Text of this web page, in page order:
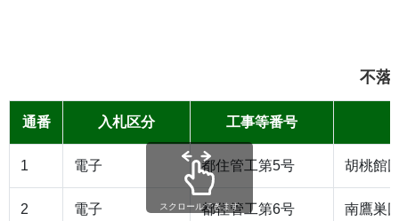
不落
通番 入札区分 工事等番号
1 電子 都住管工第5号 胡桃館
2 電子 都住管工第6号 南鷹巣
スクロールできます